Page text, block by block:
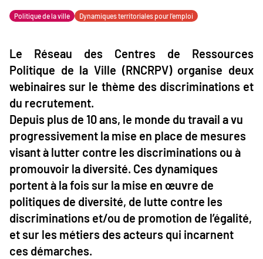
Politique de la ville Dynamiques territoriales pour l’emploi
Le Réseau des Centres de Ressources
Politique de la Ville (RNCRPV) organise deux
webinaires sur le thème des discriminations et
du recrutement.
Depuis plus de 10 ans, le monde du travail a vu
progressivement la mise en place de mesures
visant à lutter contre les discriminations ou à
promouvoir la diversité. Ces dynamiques
portent à la fois sur la mise en œuvre de
politiques de diversité, de lutte contre les
discriminations et/ou de promotion de l’égalité,
et sur les métiers des acteurs qui incarnent
ces démarches.